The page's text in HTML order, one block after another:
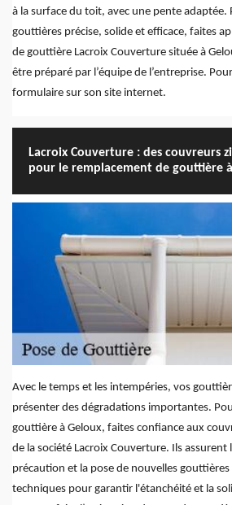
à la surface du toit, avec une pente adaptée.
gouttières précise, solide et efficace, faites
de gouttière Lacroix Couverture située à
être préparé par l’équipe de l’entreprise.
formulaire sur son site internet.
Lacroix Couverture : des couvreurs
pour le remplacement de gouttière
Avec le temps et les intempéries, vos
présenter des dégradations importantes.
gouttière à Geloux, faites confiance aux
de la société Lacroix Couverture. Ils assurent
précaution et la pose de nouvelles
techniques pour garantir l'étanchéité et la